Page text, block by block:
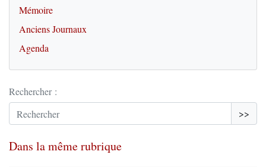
Mémoire
Anciens Journaux
Agenda
Rechercher :
>>
Dans la même rubrique